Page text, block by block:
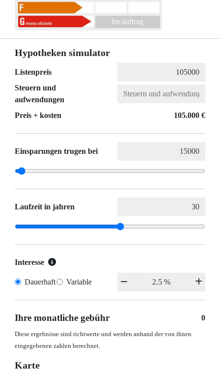
Im auftrag
Hypotheken simulator
Listenpreis
Steuern und
aufwendungen
Preis + kosten
105.000 €
Einsparungen trugen bei
Laufzeit in jahren
Interesse
Dauerhaft Variable
Ihre monatliche gebühr 0
Diese ergebnisse sind richtwerte und werden anhand der von ihnen
eingegebenen zahlen berechnet.
Karte